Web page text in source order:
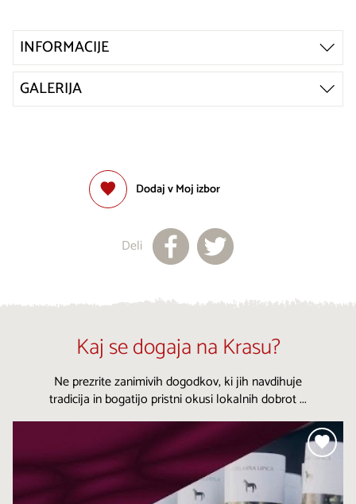
INFORMACIJE
GALERIJA
Dodaj v Moj izbor
Deli
Kaj se dogaja na Krasu?
Ne prezrite zanimivih dogodkov, ki jih navdihuje
tradicija in bogatijo pristni okusi lokalnih dobrot ...